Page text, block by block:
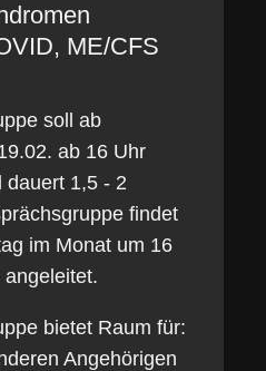
ME/CFS
soll ab
ab 16 Uhr
dauert 1,5 - 2
findet
im Monat um 16
bietet Raum für:
Angehörigen